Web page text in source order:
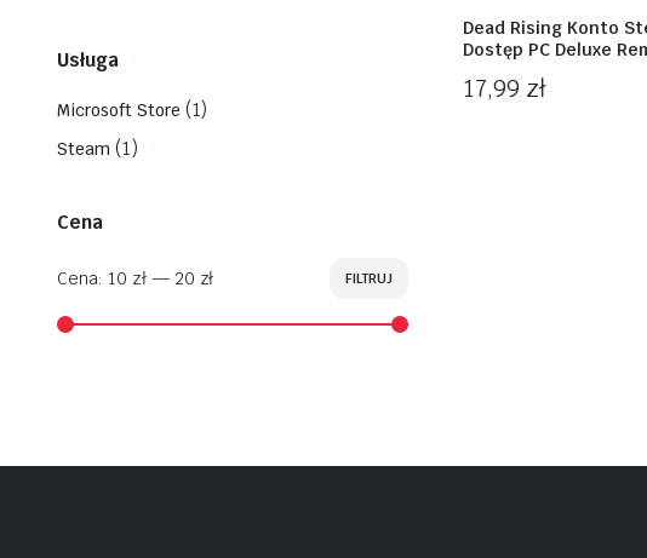
Dead Rising Konto
Dostęp PC Deluxe
17,99 zł
Usługa
Microsoft Store (1)
Steam (1)
Cena
FILTRUJ
Cena: 10 zł— 20 zł